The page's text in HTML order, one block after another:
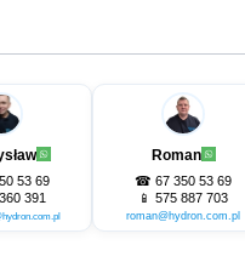
53 69
391
Roman
☎ 67 350 53 69
📱 575 887 703
roman@hydron.com.pl